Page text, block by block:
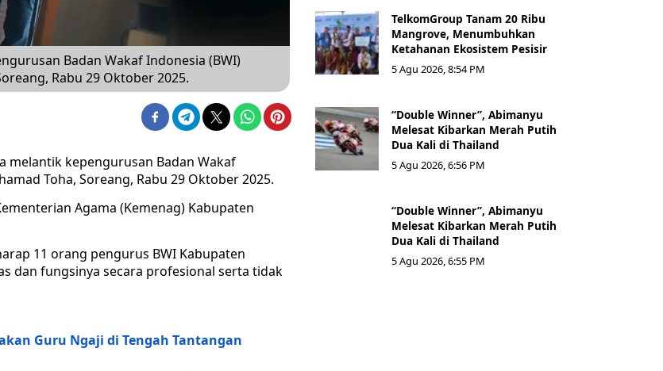
Badan Wakaf Indonesia (BWI)
Rabu 29 Oktober 2025.
melantik kepengurusan Badan Wakaf
Toha, Soreang, Rabu 29 Oktober 2025.
Agama (Kemenag) Kabupaten
11 orang pengurus BWI Kabupaten
dan fungsinya secara profesional serta tidak
Guru Ngaji di Tengah Tantangan
TelkomGroup Tanam 20 Ribu
Mangrove, Menumbuhkan
Ketahanan Ekosistem Pesisir
5 Agu 2026, 8:54 PM
“Double Winner”, Abimanyu
Melesat Kibarkan Merah Putih
Dua Kali di Thailand
5 Agu 2026, 6:56 PM
“Double Winner”, Abimanyu
Melesat Kibarkan Merah Putih
Dua Kali di Thailand
5 Agu 2026, 6:55 PM